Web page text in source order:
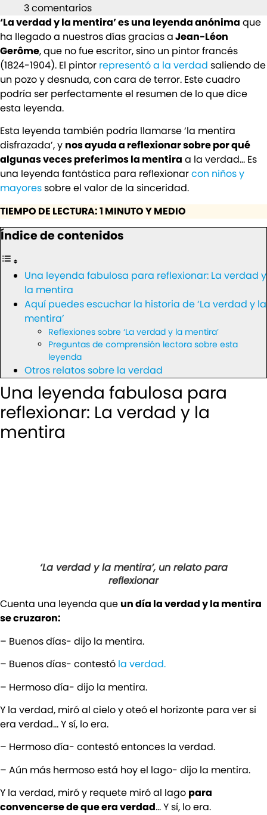
3 comentarios
‘La verdad y la mentira’ es una leyenda anónima que
ha llegado a nuestros días gracias aJean-Léon
Gerôme, que no fue escritor, sino un pintor francés
(1824-1904). El pintor representó a la verdad saliendo de
un pozo y desnuda, con cara de terror. Este cuadro
podría ser perfectamente el resumen de lo que dice
esta leyenda.
Esta leyenda también podría llamarse ‘la mentira
disfrazada’, y nos ayuda a reflexionar sobre por qué
algunas veces preferimos la mentira a la verdad… Es
una leyenda fantástica para reflexionarcon niños y
mayoressobre el valor de la sinceridad.
TIEMPO DE LECTURA: 1 MINUTO Y MEDIO
Índice de contenidos
Una leyenda fabulosa para reflexionar: La verdad y
la mentira
Aquí puedes escuchar la historia de ‘La verdad y la
mentira’
Reflexiones sobre ‘La verdad y la mentira’
Preguntas de comprensión lectora sobre esta
leyenda
Otros relatos sobre la verdad
Una leyenda fabulosa para
reflexionar: La verdad y la
mentira
‘La verdad y la mentira’, un relato para
reflexionar
Cuenta una leyenda queun día la verdad y la mentira
se cruzaron:
– Buenos días- dijo la mentira.
– Buenos días- contestó la verdad.
– Hermoso día- dijo la mentira.
Y la verdad, miró al cielo y oteó el horizonte para ver si
era verdad… Y sí, lo era.
– Hermoso día- contestó entonces la verdad.
– Aún más hermoso está hoy el lago- dijo la mentira.
Y la verdad, miró y requete miró al lago para
convencerse de que era verdad… Y sí, lo era.